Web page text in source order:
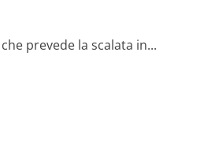
prevede la scalata in...